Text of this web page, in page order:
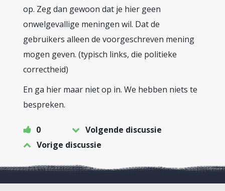
op. Zeg dan gewoon dat je hier geen
onwelgevallige meningen wil. Dat de
gebruikers alleen de voorgeschreven mening
mogen geven. (typisch links, die politieke
correctheid)
En ga hier maar niet op in. We hebben niets te
bespreken.
0
Volgende discussie
Vorige discussie